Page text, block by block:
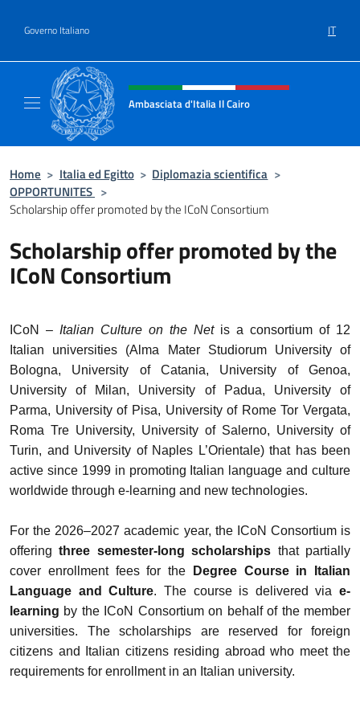
Governo Italiano IT
Intestazione sito, social e menù
Ambasciata d'Italia Il Cairo
Home > Italia ed Egitto > Diplomazia scientifica >
OPPORTUNITES >
Scholarship offer promoted by the ICoN Consortium
Scholarship offer promoted by the
ICoN Consortium
ICoN – Italian Culture on the Netis a consortium of 12
Italian universities (Alma Mater Studiorum University of
Bologna, University of Catania, University of Genoa,
University of Milan, University of Padua, University of
Parma, University of Pisa, University of Rome Tor Vergata,
Roma Tre University, University of Salerno, University of
Turin, and University of Naples L’Orientale) that has been
active since 1999 in promoting Italian language and culture
worldwide through e-learning and new technologies.
For the 2026–2027 academic year, the ICoN Consortium is
offeringthree semester-long scholarships that partially
cover enrollment fees for the
Degree Course in Italian
Language and Culture. The course is delivered via e-
learning by the ICoN Consortium on behalf of the member
universities. The scholarships are reserved for foreign
citizens and Italian citizens residing abroad who meet the
requirements for enrollment in an Italian university.